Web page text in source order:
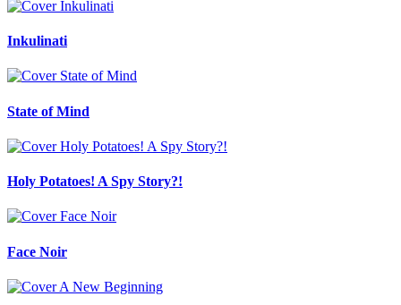
Inkulinati
State of Mind
Holy Potatoes! A Spy Story?!
Face Noir